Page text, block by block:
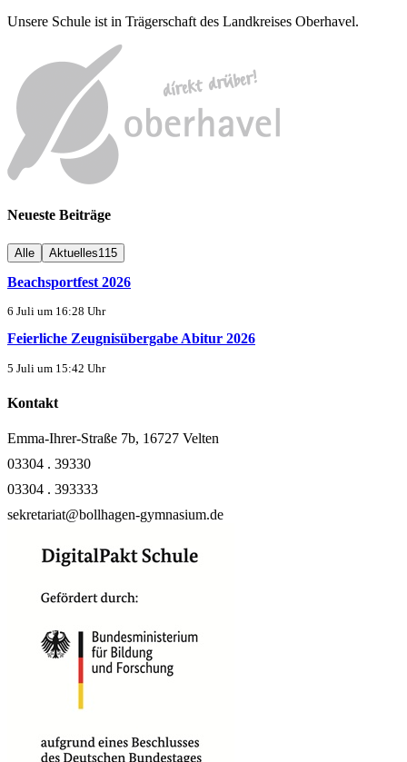
Unsere Schule ist in Trägerschaft des Landkreises Oberhavel.
Neueste Beiträge
Alle Aktuelles115
Beachsportfest 2026
6 Juli um 16:28 Uhr
Feierliche Zeugnisübergabe Abitur 2026
5 Juli um 15:42 Uhr
Kontakt
Emma-Ihrer-Straße 7b, 16727 Velten
03304 . 39330
03304 . 393333
sekretariat@bollhagen-gymnasium.de